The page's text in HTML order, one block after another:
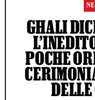
GHALI
POCHE